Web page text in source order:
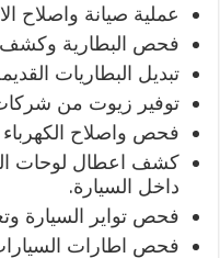
عملية صيانة واصلاح
فحص البطارية وكشف
تبديل البطاريات
توفير زيوت من
فحص واصلاح الكهرباء
كشف اعطال لوحات
داخل السيارة.
فحص تواير السيارة
فحص اطارات السيارات